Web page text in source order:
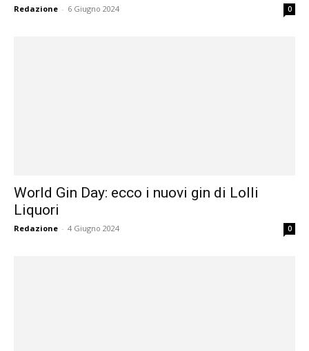
Redazione - 6 Giugno 2024 0
World Gin Day: ecco i nuovi gin di Lolli
Liquori
Redazione - 4 Giugno 2024 0